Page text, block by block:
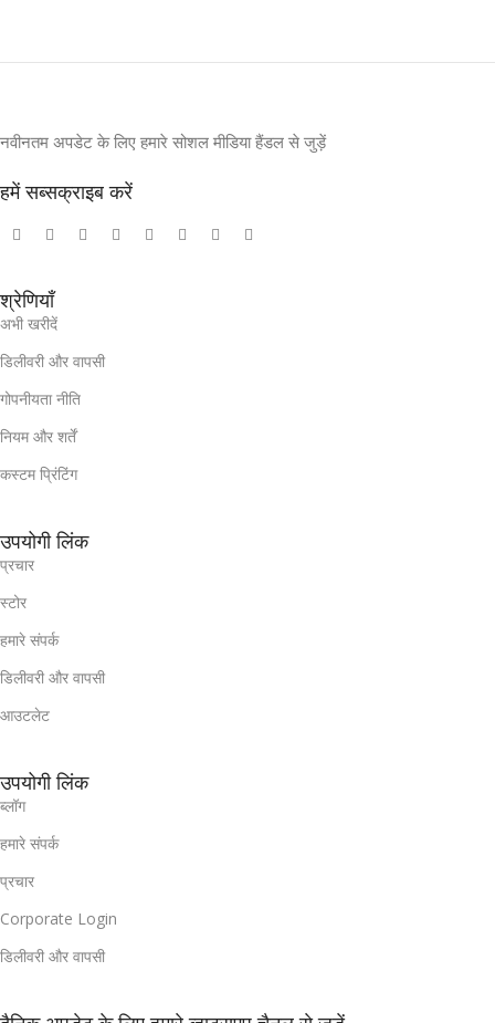
नवीनतम अपडेट के लिए हमारे सोशल मीडिया हैंडल से जुड़ें
हमें सब्सक्राइब करें
श्रेणियाँ
अभी खरीदें
डिलीवरी और वापसी
गोपनीयता नीति
नियम और शर्तें
कस्टम प्रिंटिंग
उपयोगी लिंक
प्रचार
स्टोर
हमारे संपर्क
डिलीवरी और वापसी
आउटलेट
उपयोगी लिंक
ब्लॉग
हमारे संपर्क
प्रचार
Corporate Login
डिलीवरी और वापसी